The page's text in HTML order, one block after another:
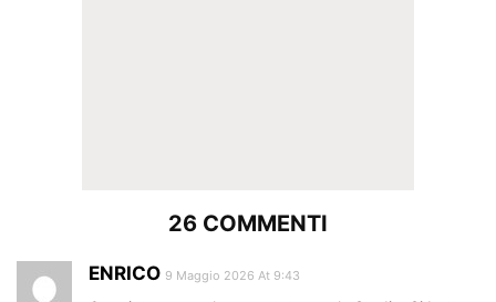
26 COMMENTI
ENRICO 9 Maggio 2026 At 9:43